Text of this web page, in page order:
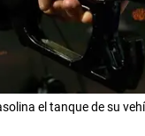
el tanque de su